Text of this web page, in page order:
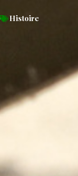
Histoire